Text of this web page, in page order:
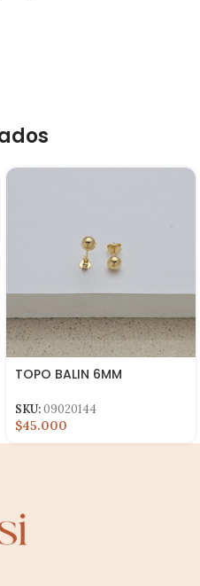
TOPO BALIN 6MM
SKU:09020144
$45.000